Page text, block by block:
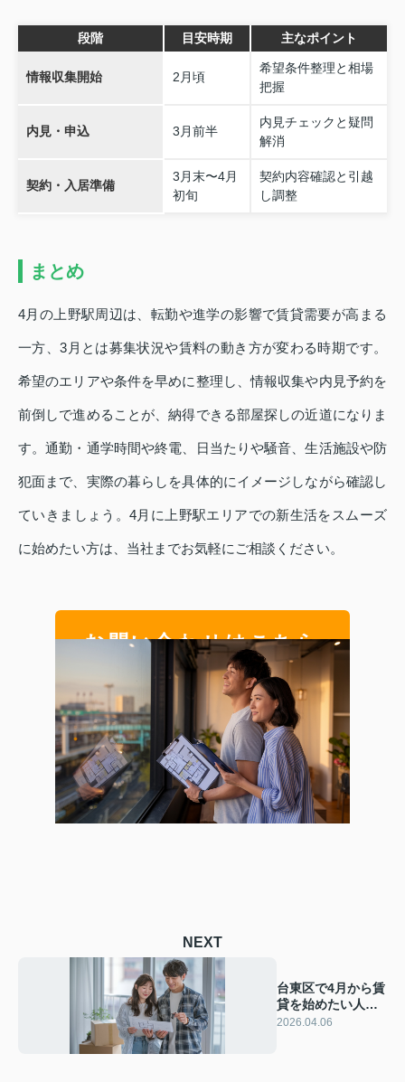
段階 目安時期 主なポイント
情報収集開始 2月頃
希望条件整理と相場
把握
内見・申込 3月前半
内見チェックと疑問
解消
契約・入居準備
3月末〜4月
初旬
契約内容確認と引越
し調整
まとめ
4月の上野駅周辺は、転勤や進学の影響で賃貸需要が高まる
一方、3月とは募集状況や賃料の動き方が変わる時期です。
希望のエリアや条件を早めに整理し、情報収集や内見予約を
前倒しで進めることが、納得できる部屋探しの近道になりま
す。通勤・通学時間や終電、日当たりや騒音、生活施設や防
犯面まで、実際の暮らしを具体的にイメージしながら確認し
ていきましょう。4月に上野駅エリアでの新生活をスムーズ
に始めたい方は、当社までお気軽にご相談ください。
お問い合わせはこちら
NEXT
台東区で4月から賃
貸を始めたい人必
見 相場やスケジュ
2026.04.06